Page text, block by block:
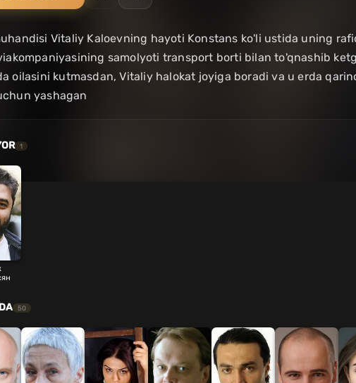
Vitaliy Kaloevning hayoti Konstans ko'li ustida uning
samolyoti transport borti bilan to'qnashib
oilasini kutmasdan, Vitaliy halokat joyiga boradi va u erda
yashagan
1
50